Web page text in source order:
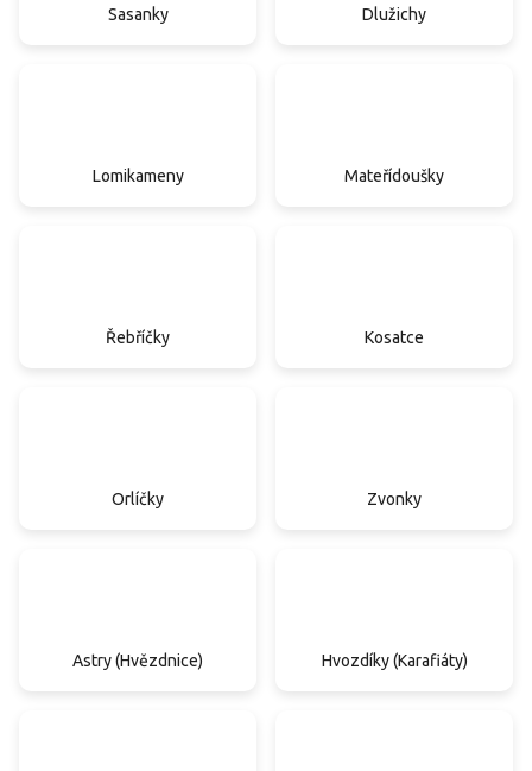
Sasanky Dlužichy
Lomikameny Mateřídoušky
Řebříčky Kosatce
Orlíčky Zvonky
Astry (Hvězdnice) Hvozdíky (Karafiáty)